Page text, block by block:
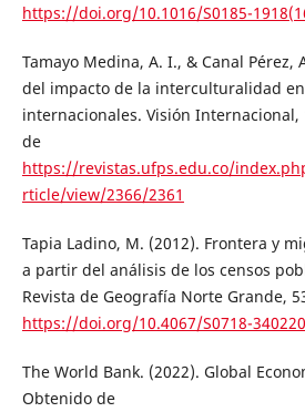
https://doi.org/10.1016/S0185-
Tamayo Medina, A. I., & Canal Pérez,
del impacto de la interculturalidad
internacionales. Visión Internacional,
de
https://revistas.ufps.edu.co/
rticle/view/2366/2361
Tapia Ladino, M. (2012). Frontera y
a partir del análisis de los censos
Revista de Geografía Norte Grande,
https://doi.org/10.4067/S0718-
The World Bank. (2022). Global
Obtenido de